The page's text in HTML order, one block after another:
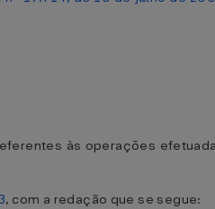
às operações
, com a redação que se segue: